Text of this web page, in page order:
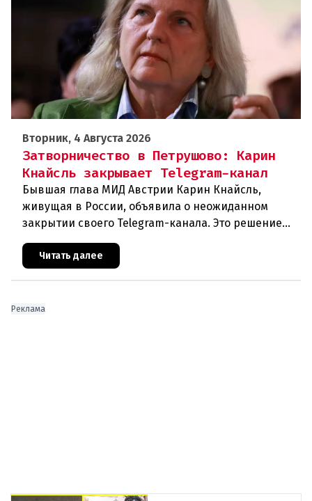
Вторник, 4 Августа 2026
Затворничество в Петрушово: Карин
Кнайсль закрывает Telegram-канал
Бывшая глава МИД Австрии Карин Кнайсль,
живущая в России, объявила о неожиданном
закрытии своего Telegram-канала. Это решение
стало очередным эпизодом в череде
противоречивых заявлений и нарастающего
Читать далее
Реклама